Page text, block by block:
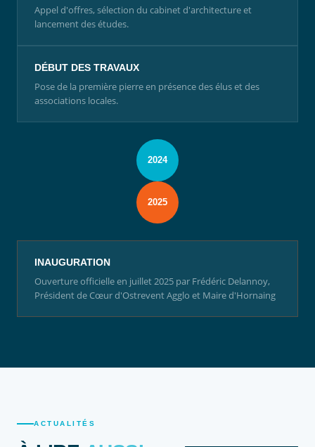
Appel d'offres, sélection du cabinet d'architecture et
lancement des études.
DÉBUT DES TRAVAUX
Pose de la première pierre en présence des élus et des
associations locales.
2024
2025
INAUGURATION
Ouverture officielle en juillet 2025 par Frédéric Delannoy,
Président de Cœur d'Ostrevent Agglo et Maire d'Hornaing
ACTUALITÉS